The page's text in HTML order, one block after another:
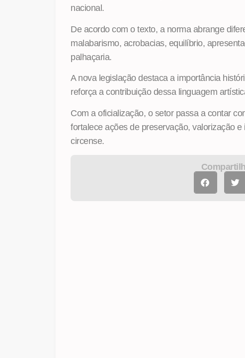
nacional.
De acordo com o texto, a norma abrange
malabarismo, acrobacias, equilíbrio,
palhaçaria.
A nova legislação destaca a importância
reforça a contribuição dessa linguagem
Com a oficialização, o setor passa a contar
fortalece ações de preservação, valorização
circense.